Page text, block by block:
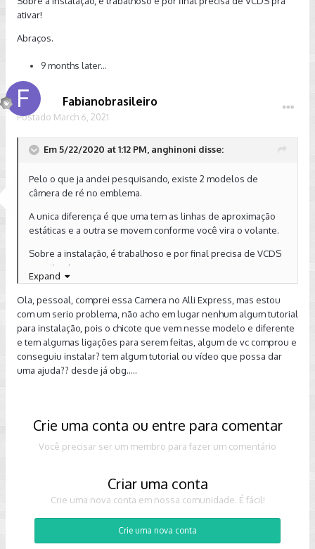
encontrada de R$190,00 a pouco mais de R$500,00.
Proponho essa discussão para que os interessados em
decidir pela compra
tentar reunir informações de quem já passou pela experiencia
de comprar essa câmera mais em conta no AliExpress
compartilhar a sua percepção para ajudar aqueles que
querem comprar esse produto no AliExpress.
Para aqueles que pertentem adquirir essa câmera para
comentem aqui as suas impressões. Para aqueles que já
passaram por essa experiencia, nos conte como foi.
Coloquei abaixo uma imagem da câmera para ilustrar o item
em questão nesse tópico
ativar!
Abraços.
9 months later...
Fabianobrasileiro
Postado March 6, 2021
Em 5/22/2020 at 1:12 PM, anghinoni disse:
Pelo o que ja andei pesquisando, existe 2 modelos de
câmera de ré no emblema.
A unica diferença é que uma tem as linhas de aproximação
estáticas e a outra se movem conforme você vira o volante.
Sobre a instalação, é trabalhoso e por final precisa de VCDS
pra ativar!
Expand
Ola, pessoal, comprei essa Camera no Alli Express, mas estou
com um serio problema, não acho em lugar nenhum algum tutorial
para instalação, pois o chicote que vem nesse modelo e diferente
e tem algumas ligações para serem feitas, algum de vc comprou e
conseguiu instalar? tem algum tutorial ou vídeo que possa dar
uma ajuda?? desde já obg.....
Crie uma conta ou entre para comentar
Você precisar ser um membro para fazer um comentário
Criar uma conta
Crie uma nova conta em nossa comunidade. É fácil!
Crie uma nova conta